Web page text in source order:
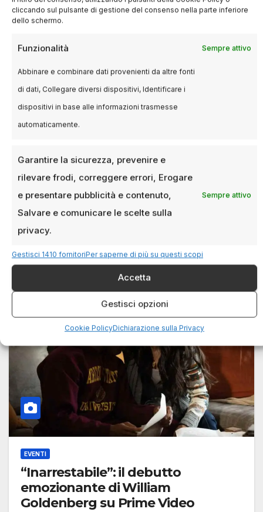
cliccando sul pulsante di gestione del consenso nella parte inferiore
dello schermo.
Funzionalità Sempre attivo
Abbinare e combinare dati provenienti da altre fonti
di dati, Collegare diversi dispositivi, Identificare i
dispositivi in base alle informazioni trasmesse
automaticamente.
Garantire la sicurezza, prevenire e
rilevare frodi, correggere errori, Erogare
e presentare pubblicità e contenuto,
Salvare e comunicare le scelte sulla
privacy.
Sempre attivo
Gestisci 1410 fornitoriPer saperne di più su questi scopi
Accetta
Gestisci opzioni
Cookie PolicyDichiarazione sulla Privacy
BLOG
I migliori film del 2024: un anno di
cinema indimenticabile
Il cinema del 2024 offre una varietà straordinaria
di titoli, da grandi blockbuster a produzioni
indipendenti, passando per documentari
emozionanti…
EVENTI
“Inarrestabile”: il debutto
emozionante di William
Goldenberg su Prime Video